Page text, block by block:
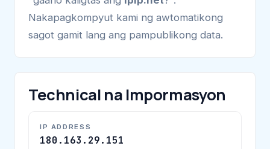
Nakapagkompyut kami ng awtomatikong
sagot gamit lang ang pampublikong data.
Technical na Impormasyon
IP ADDRESS
180.163.29.151